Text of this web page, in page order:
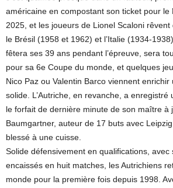
américaine en compostant son ticket pour le
2025, et les joueurs de Lionel Scaloni rêvent
le Brésil (1958 et 1962) et l’Italie (1934-
fêtera ses 39 ans pendant l’épreuve, sera
pour sa 6e Coupe du monde, et quelques
Nico Paz ou Valentin Barco viennent
solide. L’Autriche, en revanche, a
le forfait de dernière minute de son maître à
Baumgartner, auteur de 17 buts avec
blessé à une cuisse.
Solide défensivement en qualifications,
encaissés en huit matches, les Autrichiens
monde pour la première fois depuis 1998.